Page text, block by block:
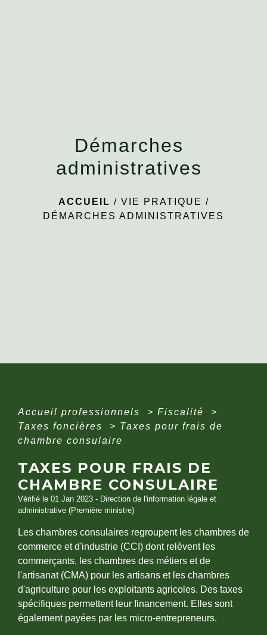
Démarches
administratives
ACCUEIL / VIE PRATIQUE /
DÉMARCHES ADMINISTRATIVES
Accueil professionnels > Fiscalité
>
Taxes foncières
> Taxes pour frais de
chambre consulaire
TAXES POUR FRAIS DE
CHAMBRE CONSULAIRE
Vérifié le 01 Jan 2023 - Direction de l'information légale et
administrative (Première ministre)
Les chambres consulaires regroupent les chambres de
commerce et d'industrie (CCI) dont relèvent les
commerçants, les chambres des métiers et de
l'artisanat (CMA) pour les artisans et les chambres
d'agriculture pour les exploitants agricoles. Des taxes
spécifiques permettent leur financement. Elles sont
également payées par les micro-entrepreneurs.